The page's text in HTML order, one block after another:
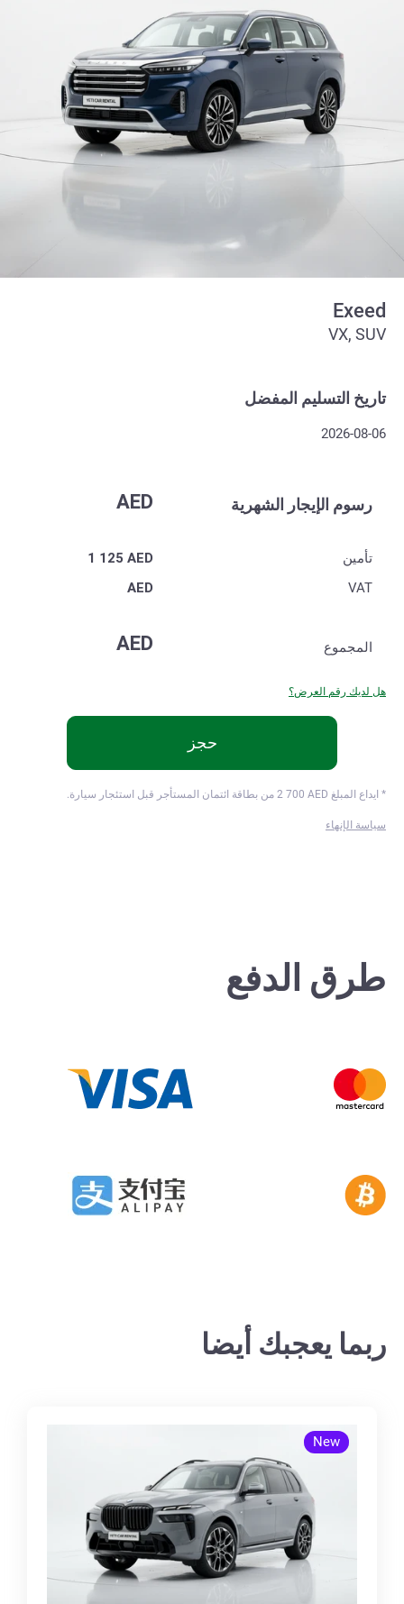
Exeed
VX, SUV
تاريخ التسليم المفضل
2026-08-06
رسوم الإيجار الشهرية AED
تأمين 1 125 AED
VAT
AED
المجموع AED
هل لديك رقم العرض؟
* ايداع المبلغ 2 700 AED من بطاقة ائتمان المستأجر قبل استئجار سيارة.
سياسة الإنهاء
حجز
طرق الدفع
ربما يعجبك أيضا
New